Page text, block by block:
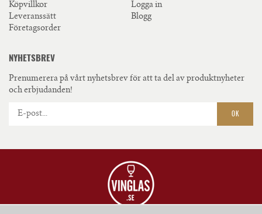
Köpvillkor
Leveranssätt
Företagsorder
Logga in
Blogg
NYHETSBREV
Prenumerera på vårt nyhetsbrev för att ta del av produktnyheter
och erbjudanden!
OK